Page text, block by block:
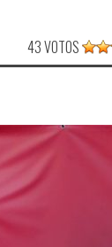
43 VOTOS